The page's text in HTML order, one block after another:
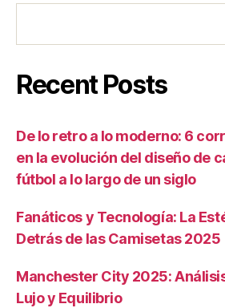
Recent Posts
De lo retro a lo moderno: 6
en la evolución del diseño de
fútbol a lo largo de un siglo
Fanáticos y Tecnología: La
Detrás de las Camisetas 2025
Manchester City 2025:
Lujo y Equilibrio